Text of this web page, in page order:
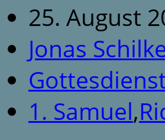
25. August
Jonas
1. Samuel,